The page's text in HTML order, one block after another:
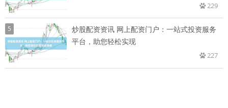
229
5
炒股配资资讯 网上配资门户：一站式投资服务
平台，助您轻松实现
227